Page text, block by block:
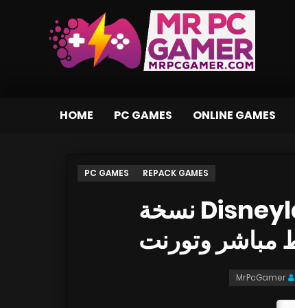
HOME PC GAMES ONLINE GAMES
PC GAMES REPACK GAMES
تحميل لعبة Disneyland Adventures نسخة
MrPcGamer